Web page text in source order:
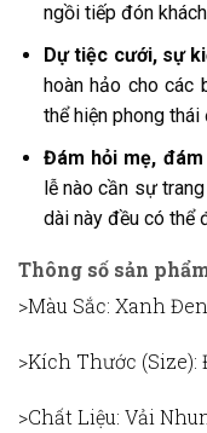
ngồi tiếp đón
Dự tiệc cưới, sự
hoàn hảo cho các
thể hiện phong
Đám hỏi mẹ,
lễ nào cần sự
dài này đều có thể
Thông số sản
>Màu Sắc: Xanh Đen
>Kích Thước (Size):
>Chất Liệu: Vải